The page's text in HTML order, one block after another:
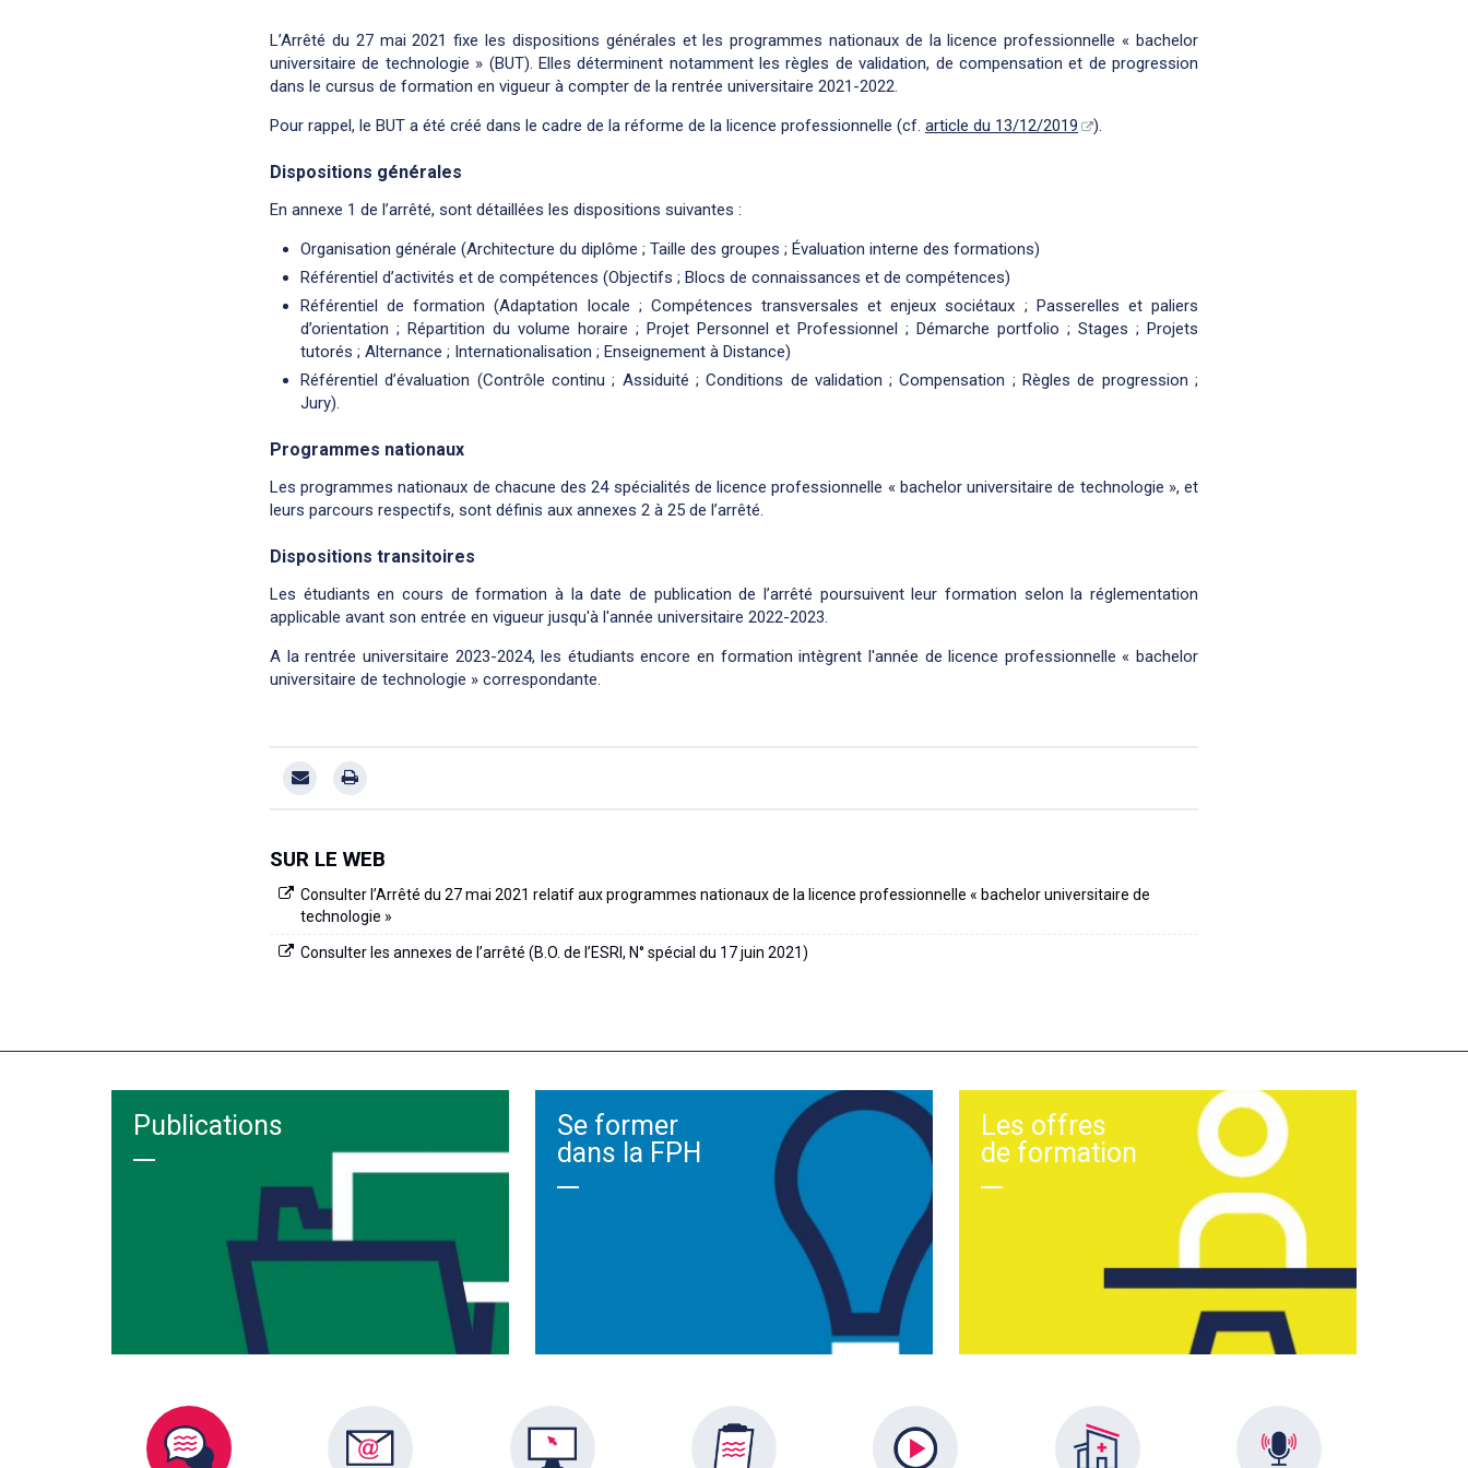
L’Arrêté du 27 mai 2021 fixe les dispositions générales et les programmes nationaux de la licence professionnelle « bachelor
universitaire de technologie » (BUT). Elles déterminent notamment les règles de validation, de compensation et de progression
dans le cursus de formation en vigueur à compter de la rentrée universitaire 2021-2022.
Pour rappel, le BUT a été créé dans le cadre de la réforme de la licence professionnelle (cf. article du 13/12/2019 ).
Dispositions générales
En annexe 1 de l’arrêté, sont détaillées les dispositions suivantes :
Organisation générale (Architecture du diplôme ; Taille des groupes ; Évaluation interne des formations)
Référentiel d’activités et de compétences (Objectifs ; Blocs de connaissances et de compétences)
Référentiel de formation (Adaptation locale ; Compétences transversales et enjeux sociétaux ; Passerelles et paliers
d’orientation ; Répartition du volume horaire ; Projet Personnel et Professionnel ; Démarche portfolio ; Stages ; Projets
tutorés ; Alternance ; Internationalisation ; Enseignement à Distance)
Référentiel d’évaluation (Contrôle continu ; Assiduité ; Conditions de validation ; Compensation ; Règles de progression ;
Jury).
Programmes nationaux
Les programmes nationaux de chacune des 24 spécialités de licence professionnelle « bachelor universitaire de technologie », et
leurs parcours respectifs, sont définis aux annexes 2 à 25 de l’arrêté.
Dispositions transitoires
Les étudiants en cours de formation à la date de publication de l’arrêté poursuivent leur formation selon la réglementation
applicable avant son entrée en vigueur jusqu'à l'année universitaire 2022-2023.
A la rentrée universitaire 2023-2024, les étudiants encore en formation intègrent l'année de licence professionnelle « bachelor
universitaire de technologie » correspondante.
SUR LE WEB
Consulter l’Arrêté du 27 mai 2021 relatif aux programmes nationaux de la licence professionnelle « bachelor universitaire de
technologie »
Consulter les annexes de l’arrêté (B.O. de l’ESRI, N° spécial du 17 juin 2021)
Publications
Se former
dans la FPH
Les offres
de formation